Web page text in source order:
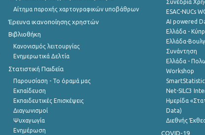
Αίτημα παροχής χαρτογραφικών υποβάθρων
Έρευνα ικανοποίησης χρηστών
Βιβλιοθήκη
Κανονισμός λειτουργίας
Ενημερωτικά Δελτία
Στατιστική Παιδεία
Παρουσίαση - Το όραμά μας
Εκπαίδευση
Εκπαιδευτικές Επισκέψεις
Διαγωνισμοί
Ψυχαγωγία
Ενημέρωση
Συνέδρια
ESAC-NUCs
AI powered
Ελλάδα -
Ελλάδα-
Συνάντηση
Ελλάδα -
Workshop
Net-SILC3
Ημερίδα
Data)
Διεθνής
COVID-19